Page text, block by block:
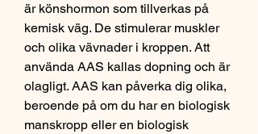
är könshormon som tillverkas på
kemisk väg. De stimulerar muskler
och olika vävnader i kroppen. Att
använda AAS kallas dopning och är
olagligt. AAS kan påverka dig olika,
beroende på om du har en biologisk
manskropp eller en biologisk